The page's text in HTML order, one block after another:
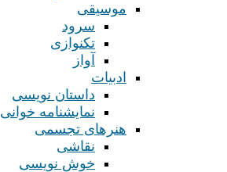
موسیقی
سرود
تکنوازی
آواز
ادبیات
داستان نویسی
نمایشنامه خوانی
هنرهای تجسمی
نقاشی
خوش نویسی